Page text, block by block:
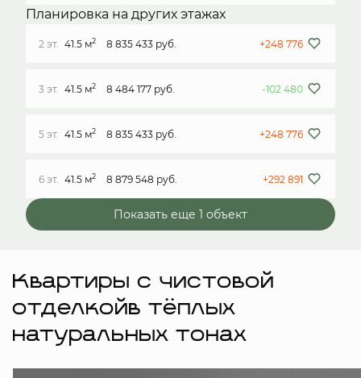
Планировка на других этажах
2 эт. 41.5 м2 8 835 433 руб. +248 776
3 эт. 41.5 м2 8 484 177 руб. -102 480
5 эт. 41.5 м2 8 835 433 руб. +248 776
6 эт. 41.5 м2 8 879 548 руб. +292 891
Показать еще 1 объект
Квартиры с чистовой
отделкойв тёплых
натуральных тонах